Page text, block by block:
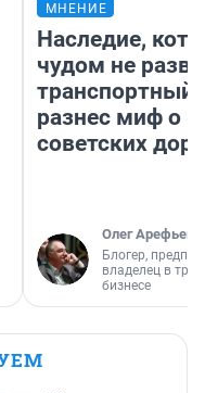
МНЕНИЕ
Наследие,
чудом не
транспортный
разнес миф о
советских
Олег Арефьев
Блогер,
владелец в
бизнесе